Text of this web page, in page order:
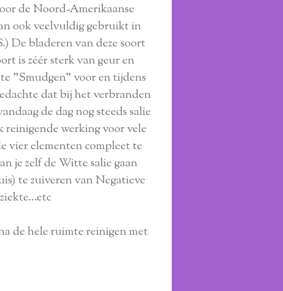
de Noord-Amerikaanse
ook veelvuldig gebruikt in
De bladeren van deze soort
is zéér sterk van geur en
"Smudgen" voor en tijdens
dat bij het verbranden
de dag nog steeds salie
werking voor vele
vier elementen compleet te
je zelf de Witte salie gaan
te zuiveren van Negatieve
de hele ruimte reinigen met